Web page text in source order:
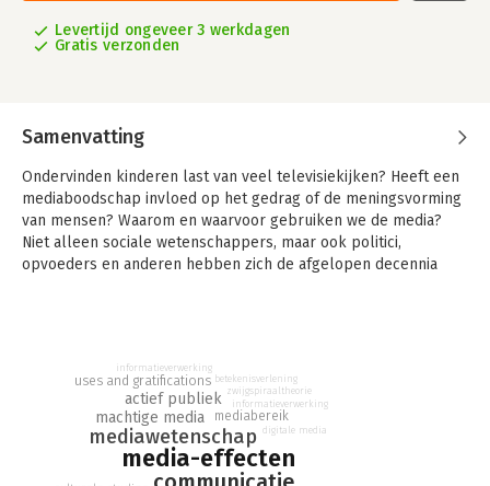
Levertijd ongeveer 3 werkdagen
Gratis verzonden
Samenvatting
Ondervinden kinderen last van veel televisiekijken? Heeft een
mediaboodschap invloed op het gedrag of de meningsvorming
van mensen? Waarom en waarvoor gebruiken we de media?
Niet alleen sociale wetenschappers, maar ook politici,
opvoeders en anderen hebben zich de afgelopen decennia
en betrekking hebben op de werking van de media. Veel van
deze theorieën zijn gericht op het verklaren van effecten van
de media op het publiek. Daarnaast worden ook theorieën
besproken die de relatie tussen media en publiek meer vanuit
het standpunt van het publiek bekijken en het mediagebruik
proberen te verklaren.
media-effecten
mediawetenschap
machtige media
actief publiek
mediabereik
uses and gratifications
informatieverwerking
betekenisverlening
zwijgspiraaltheorie
informatieverwerking
digitale media